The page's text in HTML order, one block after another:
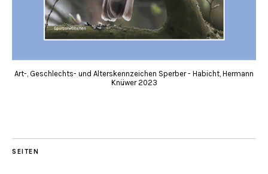
Art-, Geschlechts- und Alterskennzeichen Sperber - Habicht, Hermann
Knüwer 2023
SEITEN